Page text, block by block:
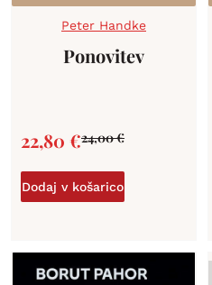
Peter Handke
Ponovitev
24,00€
22,80 €
Dodaj v košarico